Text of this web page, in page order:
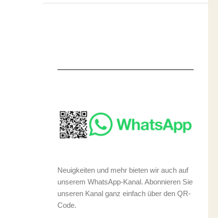
Neuigkeiten und mehr bieten wir auch auf
unserem WhatsApp-Kanal. Abonnieren Sie
unseren Kanal ganz einfach über den QR-
Code.